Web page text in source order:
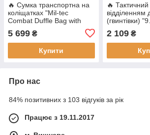
🔥 Сумка транспортна на
коліщатках "Mil-tec
Combat Duffle Bag with
5 699 ₴
Купити
🔥
відділенням
(гвинтівки)
військовий,
2 109₴
Про нас
84% позитивних з 103 відгуків за рік
Працює з 19.11.2017